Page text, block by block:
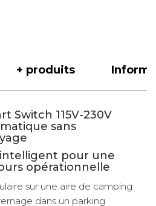
+ produits
Switch 115V-230V
sans
pour une
opérationnelle
sur une aire de camping
dans un parking